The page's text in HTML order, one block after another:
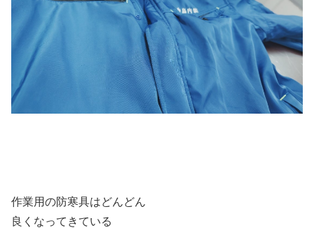
作業用の防寒具はどんどん
良くなってきている